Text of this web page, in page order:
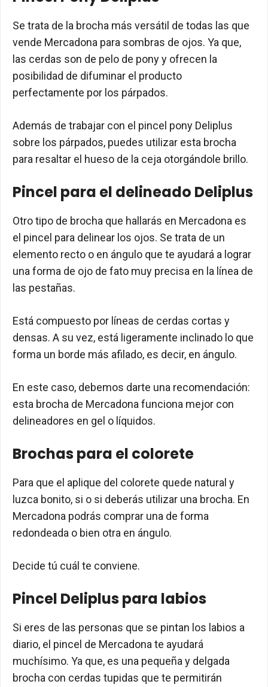
Se trata de la brocha más versátil de todas las que
vende Mercadona para sombras de ojos. Ya que,
las cerdas son de pelo de pony y ofrecen la
posibilidad de difuminar el producto
perfectamente por los párpados.
Además de trabajar con el pincel pony Deliplus
sobre los párpados, puedes utilizar esta brocha
para resaltar el hueso de la ceja otorgándole brillo.
Pincel para el delineado Deliplus
Otro tipo de brocha que hallarás en Mercadona es
el pincel para delinear los ojos. Se trata de un
elemento recto o en ángulo que te ayudará a lograr
una forma de ojo de fato muy precisa en la línea de
las pestañas.
Está compuesto por líneas de cerdas cortas y
densas. A su vez, está ligeramente inclinado lo que
forma un borde más afilado, es decir, en ángulo.
En este caso, debemos darte una recomendación:
esta brocha de Mercadona funciona mejor con
delineadores en gel o líquidos.
Brochas para el colorete
Para que el aplique del colorete quede natural y
luzca bonito, si o si deberás utilizar una brocha. En
Mercadona podrás comprar una de forma
redondeada o bien otra en ángulo.
Decide tú cuál te conviene.
Pincel Deliplus para labios
Si eres de las personas que se pintan los labios a
diario, el pincel de Mercadona te ayudará
muchísimo. Ya que, es una pequeña y delgada
brocha con cerdas tupidas que te permitirán